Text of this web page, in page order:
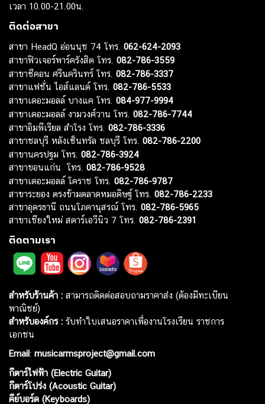
เวลา 10.00-21.00น.
ติดต่อสาขา
สาขา HeadQ อ่อนนุช 74 โทร. 062-624-2093
สาขาฟิวเจอร์พาร์ครังสิต โทร. 082-786-3559
สาขาซีคอน ศรีนครินทร์ โทร. 082-786-3337
สาขาแฟชั่น ไอส์แลนด์ โทร. 082-786-5533
สาขาเดอะมอลล์ บางแค โทร. 084-977-9994
สาขาเดอะมอลล์ งามวงศ์วาน โทร. 082-786-7744
สาขาอิมพีเรียล สำโรง โทร. 082-786-3336
สาขาชลบุรี หลังเซ็นทรัล ชลบุรี โทร. 082-786-2200
สาขานครปฐม โทร. 082-786-3924
สาขาขอนแก่น โทร. 082-786-9528
สาขาเดอะมอลล์ โคราช โทร. 082-786-9787
สาขาระยอง ตรงข้ามตลาดหมอดิษฐ์ โทร. 082-786-2233
สาขาอุดรธานี ถนนโภคานุสรณ์ โทร. 082-786-5965
สาขาเชียงใหม่ สตาร์เอวีนิว 7 โทร. 082-786-2391
ติดตามเรา
สำหรับร้านค้า : สามารถติดต่อสอบถามราคาส่ง (ต้องมีทะเบียน
พาณิชย์)
สำหรับองค์กร : รับทำใบเสนอราคาเพื่องานโรงเรียน ราชการ
เอกชน
Email: musicarmsproject@gmail.com
กีตาร์ไฟฟ้า (Electric Guitar)
กีตาร์โปร่ง (Acoustic Guitar)
คีย์บอร์ด (Keyboards)